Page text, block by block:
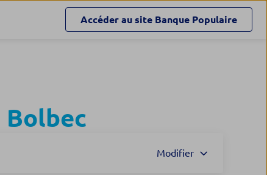
Accéder au site Banque Populaire
Bolbec
Modifier